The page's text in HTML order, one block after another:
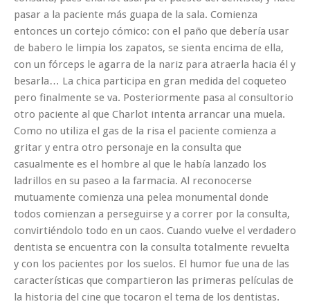
pasar a la paciente más guapa de la sala. Comienza
entonces un cortejo cómico: con el paño que debería usar
de babero le limpia los zapatos, se sienta encima de ella,
con un fórceps le agarra de la nariz para atraerla hacia él y
besarla… La chica participa en gran medida del coqueteo
pero finalmente se va. Posteriormente pasa al consultorio
otro paciente al que Charlot intenta arrancar una muela.
Como no utiliza el gas de la risa el paciente comienza a
gritar y entra otro personaje en la consulta que
casualmente es el hombre al que le había lanzado los
ladrillos en su paseo a la farmacia. Al reconocerse
mutuamente comienza una pelea monumental donde
todos comienzan a perseguirse y a correr por la consulta,
convirtiéndolo todo en un caos. Cuando vuelve el verdadero
dentista se encuentra con la consulta totalmente revuelta
y con los pacientes por los suelos. El humor fue una de las
características que compartieron las primeras películas de
la historia del cine que tocaron el tema de los dentistas.